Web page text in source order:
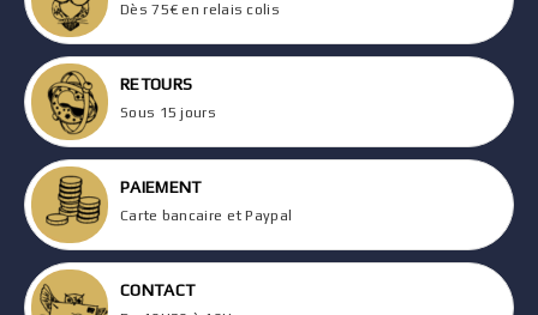
Dès 75€ en relais colis
RETOURS
Sous 15 jours
PAIEMENT
Carte bancaire et Paypal
CONTACT